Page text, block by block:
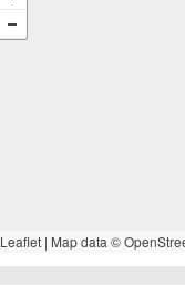
Leaflet| Map data ©